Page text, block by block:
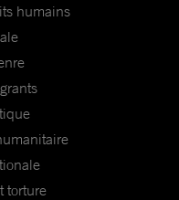
humains
torture